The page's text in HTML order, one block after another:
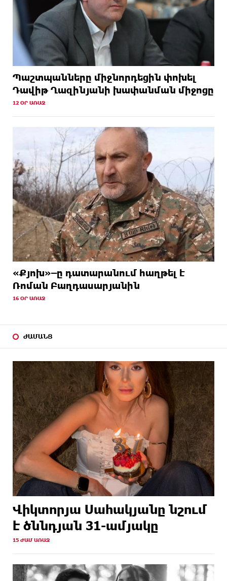
Պաշտպանները միջնորդեցին փոխել
Դավիթ Ղազինյանի խափանման միջոցը
12 ՕՐ ԱՌԱՋ
«Քյոխ»–ը դատարանում հաղթել է
Ռոման Բաղդասարյանին
16 ՕՐ ԱՌԱՋ
ԺԱՄԱՆՑ
Վիկտորյա Սահակյանը նշում
է ծննդյան 31-ամյակը
15 ԺԱՄ ԱՌԱՋ